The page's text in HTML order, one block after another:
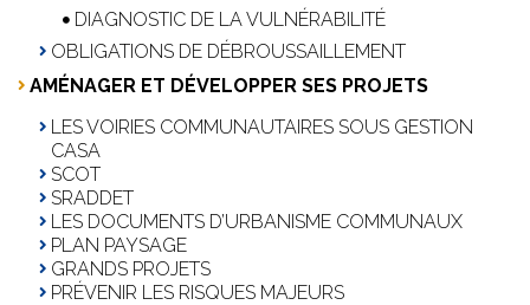
DIAGNOSTIC DE LA VULNÉRABILITÉ
OBLIGATIONS DE DÉBROUSSAILLEMENT
AMÉNAGER ET DÉVELOPPER SES PROJETS
LES VOIRIES COMMUNAUTAIRES SOUS GESTION
CASA
SCOT
SRADDET
LES DOCUMENTS D’URBANISME COMMUNAUX
PLAN PAYSAGE
GRANDS PROJETS
PRÉVENIR LES RISQUES MAJEURS